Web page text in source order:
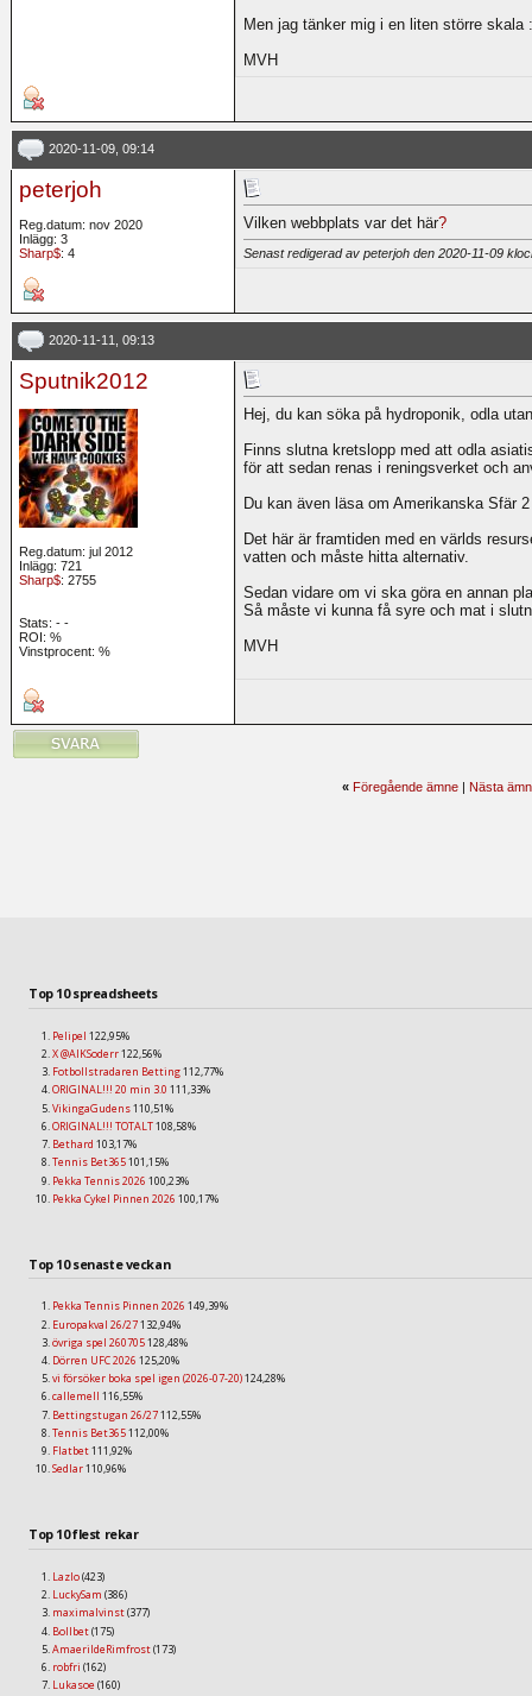
Men jag tänker mig i en liten större skala
MVH
2020-11-09, 09:14
peterjoh
Reg.datum: nov 2020
Inlägg: 3
Sharp$: 4
Vilken webbplats var det här?
Senast redigerad av peterjoh den 2020-11-09
2020-11-11, 09:13
Sputnik2012
Reg.datum: jul 2012
Inlägg: 721
Sharp$: 2755
Stats: - -
ROI: %
Vinstprocent: %
Hej, du kan söka på hydroponik, odla
Finns slutna kretslopp med att odla
för att sedan renas i reningsverket och
Du kan även läsa om Amerikanska Sfär
Det här är framtiden med en världs
vatten och måste hitta alternativ.
Sedan vidare om vi ska göra en annan
Så måste vi kunna få syre och mat i
MVH
« Föregående ämne| Nästa
Top 10 spreadsheets
Pelipel 122,95%
X @AIKSoderr122,56%
Fotbollstradaren Betting112,77%
ORIGINAL!!! 20 min 3.0 111,33%
VikingaGudens110,51%
ORIGINAL!!! TOTALT108,58%
Bethard 103,17%
Tennis Bet365101,15%
Pekka Tennis 2026 100,23%
Pekka Cykel Pinnen 2026 100,17%
Top 10 senaste veckan
Pekka Tennis Pinnen 2026 149,39%
Europakval 26/27132,94%
övriga spel 260705128,48%
Dörren UFC 2026 125,20%
vi försöker boka spel igen (2026-07-20)124,28%
callemell 116,55%
Bettingstugan 26/27112,55%
Tennis Bet365112,00%
Flatbet111,92%
Sedlar110,96%
Top 10 flest rekar
Lazlo(423)
LuckySam (386)
maximalvinst(377)
Bollbet(175)
AmaerildeRimfrost(173)
robfri (162)
Lukasoe (160)